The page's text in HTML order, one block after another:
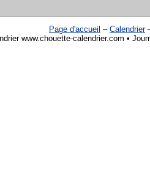
Page d'accueil – Calendrier
www.chouette-calendrier.com •